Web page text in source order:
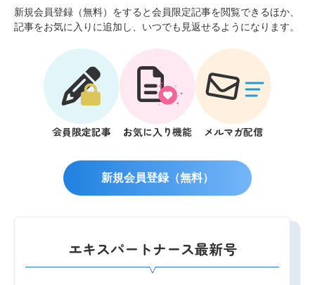
新規会員登録（無料）をすると会員限定記事を閲覧できるほか、
記事をお気に入りに追加し、いつでも見返せるようになります。
会員限定記事 お気に入り機能 メルマガ配信
新規会員登録（無料）
エキスパートナース最新号